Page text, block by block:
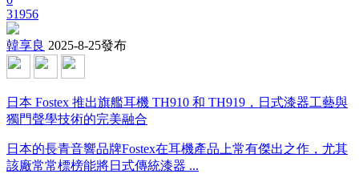
31956
韓享良 2025-8-25發布
日本 Fostex 推出旗艦耳機 TH910 和 TH919，日式漆器工藝與
獨門聲學技術的完美融合
日本的長青音響品牌Fostex在耳機產品上常有傑出之作，尤其
該廠常常標榜能將日式傳統漆器 ...